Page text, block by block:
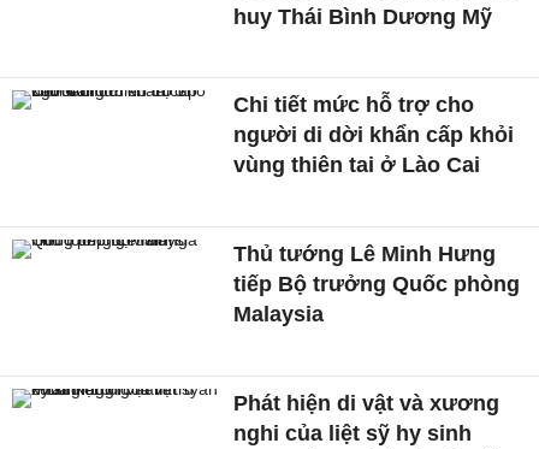
huy Thái Bình Dương Mỹ
Chi tiết mức hỗ trợ cho
người di dời khẩn cấp khỏi
vùng thiên tai ở Lào Cai
Thủ tướng Lê Minh Hưng
tiếp Bộ trưởng Quốc phòng
Malaysia
Phát hiện di vật và xương
nghi của liệt sỹ hy sinh